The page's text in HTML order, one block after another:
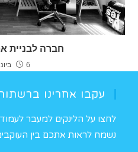
חברה לבניית
6 ביוני 2019
עקבו אחרינו
לחצו על הלינקים למעבר
נשמח לראות אתכם בין